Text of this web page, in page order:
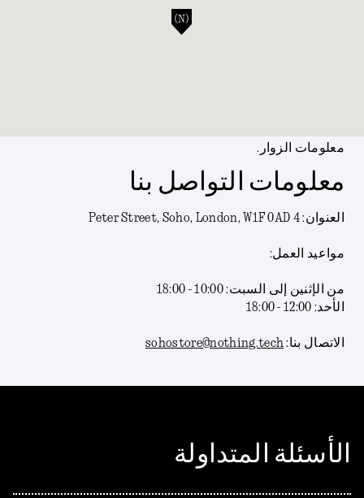
معلومات الزوار.
معلومات التواصل بنا
العنوان: 4 Peter Street, Soho, London, W1F 0AD
مواعيد العمل:
من الإثنين إلى السبت: 10:00 - 18:00
الأحد: 12:00 - 18:00
الاتصال بنا: sohostore@nothing.tech
الأسئلة المتداولة